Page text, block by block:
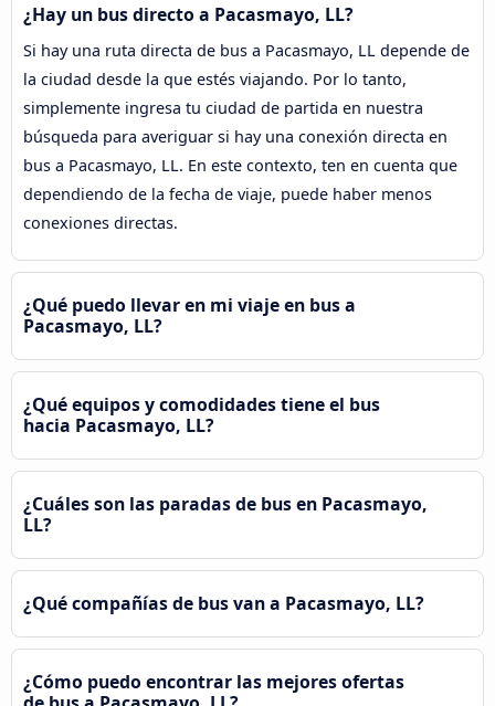
¿Hay un bus directo a Pacasmayo, LL?
Si hay una ruta directa de bus a Pacasmayo, LL depende de
la ciudad desde la que estés viajando. Por lo tanto,
simplemente ingresa tu ciudad de partida en nuestra
búsqueda para averiguar si hay una conexión directa en
bus a Pacasmayo, LL. En este contexto, ten en cuenta que
dependiendo de la fecha de viaje, puede haber menos
conexiones directas.
¿Qué puedo llevar en mi viaje en bus a
Pacasmayo, LL?
¿Qué equipos y comodidades tiene el bus
hacia Pacasmayo, LL?
¿Cuáles son las paradas de bus en Pacasmayo,
LL?
¿Qué compañías de bus van a Pacasmayo, LL?
¿Cómo puedo encontrar las mejores ofertas